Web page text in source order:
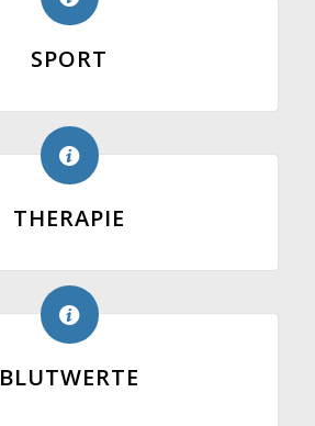
SPORT
THERAPIE
BLUTWERTE